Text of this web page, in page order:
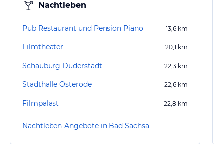
Nachtleben
Pub Restaurant und Pension Piano 13,6 km
Filmtheater 20,1 km
Schauburg Duderstadt 22,3 km
Stadthalle Osterode 22,6 km
Filmpalast 22,8 km
Nachtleben-Angebote in Bad Sachsa